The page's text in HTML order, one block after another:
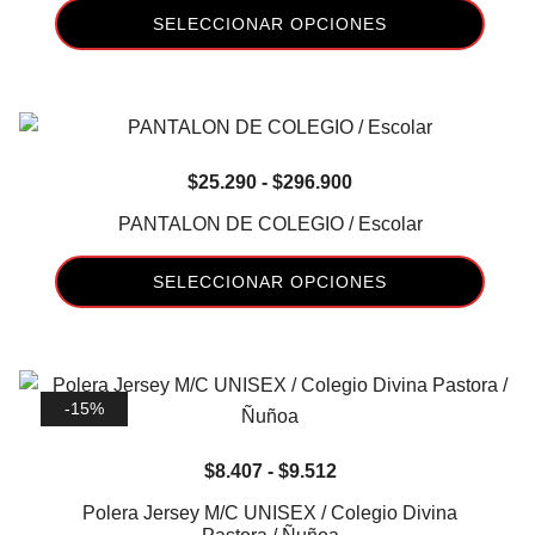
elegir
página
producto
$10.872
hasta
SELECCIONAR OPCIONES
tiene
variantes.
Las
se
pueden
en
la
de
$25.290 - $296.900Rango
de
desde
$25.290
PANTALON DE COLEGIO / Escolar
SELECCIONAR OPCIONES
tiene
múltiples
Las
opciones
-15%
$8.407 - $9.512Rango
de
Polera Jersey M/C UNISEX / Colegio Divina